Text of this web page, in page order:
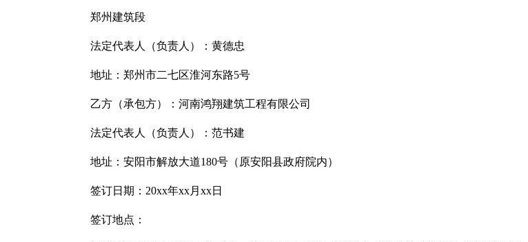
郑州建筑段
法定代表人（负责人）：黄德忠
地址：郑州市二七区淮河东路5号
乙方（承包方）：河南鸿翔建筑工程有限公司
法定代表人（负责人）：范书建
地址：安阳市解放大道180号（原安阳县政府院内）
签订日期：20xx年xx月xx日
签订地点：